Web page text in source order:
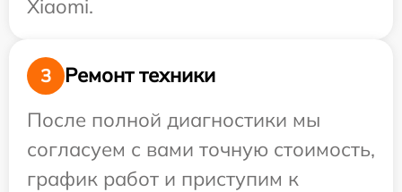
Xiaomi.
3
Ремонт техники
После полной диагностики мы
согласуем с вами точную стоимость,
график работ и приступим к